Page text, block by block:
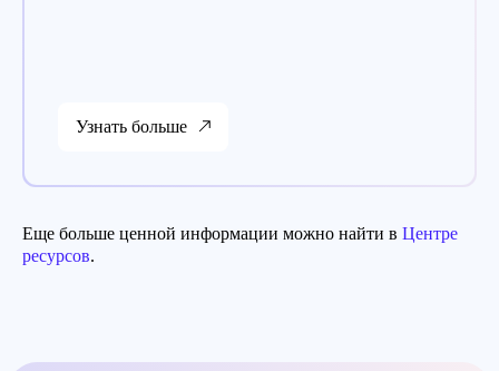
Узнать больше
Еще больше ценной информации можно найти в Центре
ресурсов.